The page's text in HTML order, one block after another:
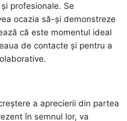
profesionale. Se
ocazia să-și demonstreze
că este momentul ideal
de contacte și pentru a
a aprecierii din partea
în semnul lor, va